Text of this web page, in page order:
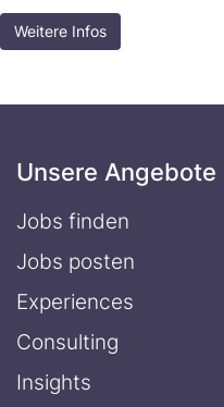
Weitere Infos
Unsere Angebote
Jobs finden
Jobs posten
Experiences
Consulting
Insights